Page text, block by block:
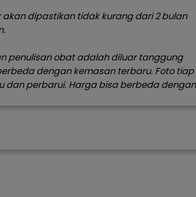
dipastikan tidak kurang dari 2 bulan
penulisan obat adalah diluar tanggung
dengan kemasan terbaru. Foto tiap
dan perbarui. Harga bisa berbeda dengan